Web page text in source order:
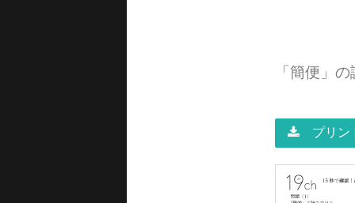
「簡便」
プリン